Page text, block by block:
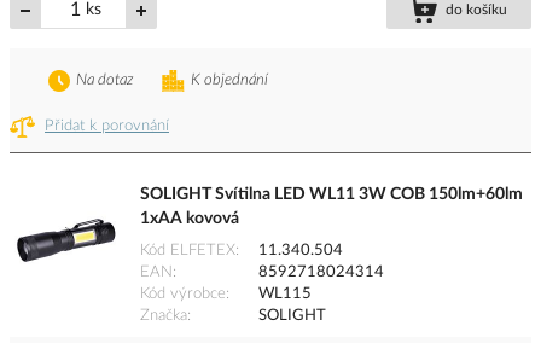
ks do košíku
Přidat k porovnání
K objednání
Na dotaz
SOLIGHT Svítilna LED WL11 3W COB 150lm+60lm
1xAA kovová
Kód ELFETEX
11.340.504
EAN
8592718024314
Kód výrobce
WL115
Značka
SOLIGHT